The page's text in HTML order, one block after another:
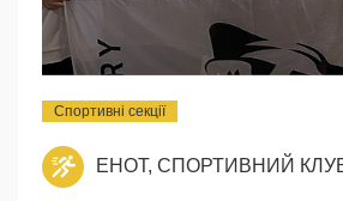
Спортивні секції
ЕНОТ, СПОРТИВНИЙ